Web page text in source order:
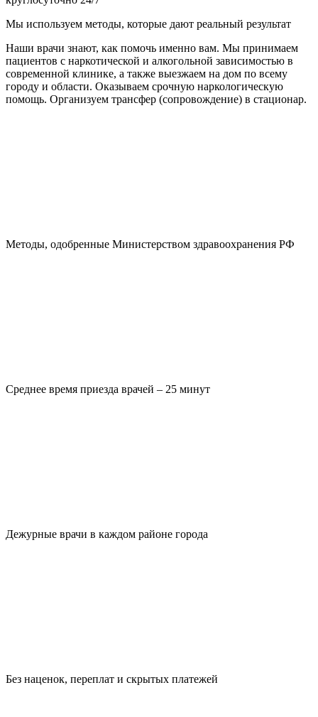
Мы используем методы, которые дают реальный результат
Наши врачи знают, как помочь именно вам. Мы принимаем
пациентов с наркотической и алкогольной зависимостью в
современной клинике, а также выезжаем на дом по всему
городу и области. Оказываем срочную наркологическую
помощь. Организуем трансфер (сопровождение) в стационар.
Методы, одобренные Министерством здравоохранения РФ
Среднее время приезда врачей – 25 минут
Дежурные врачи в каждом районе города
Без наценок, переплат и скрытых платежей